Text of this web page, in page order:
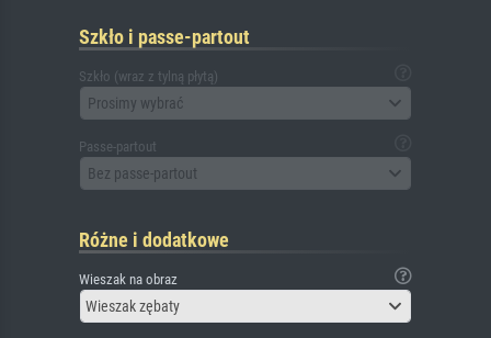
Szkło i passe-partout
Szkło (wraz z tylną płytą)
Prosimy wybrać
Passe-partout
Bez passe-partout
Różne i dodatkowe
Wieszak na obraz
Wieszak zębaty